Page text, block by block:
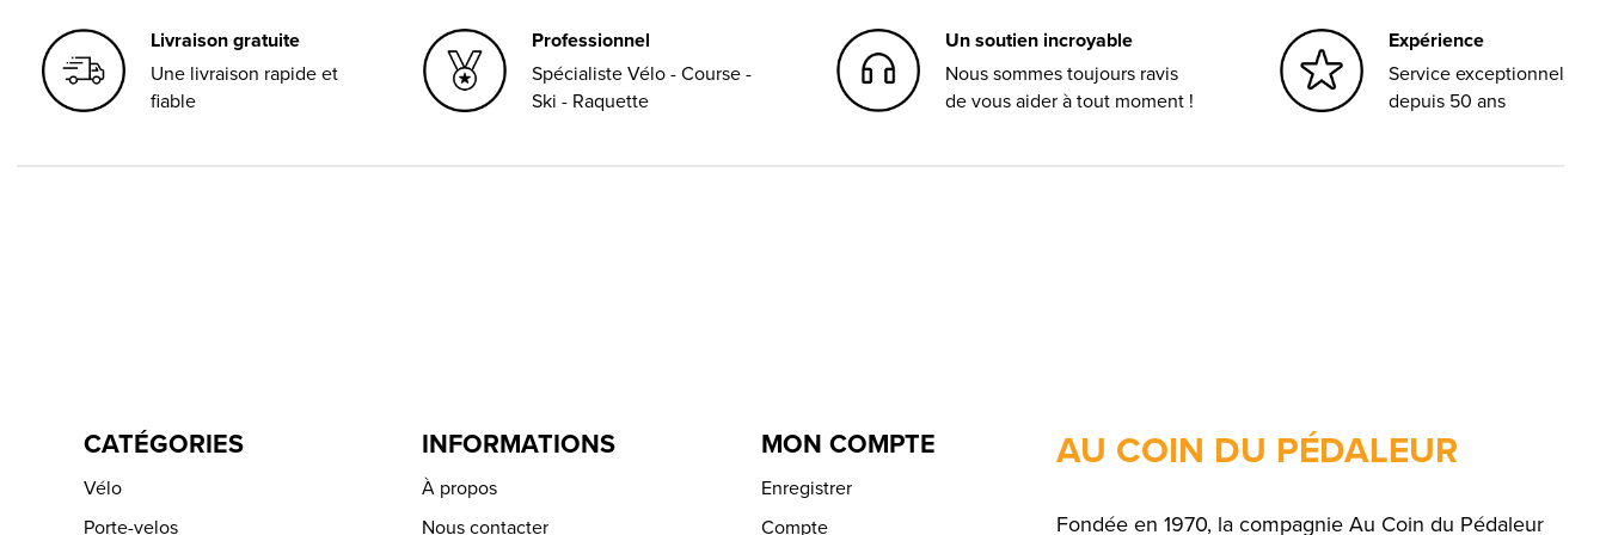
Livraison gratuite
Une livraison rapide et
fiable
Professionnel
Spécialiste Vélo - Course -
Ski - Raquette
Un soutien incroyable
Nous sommes toujours ravis
de vous aider à tout moment !
Expérience
Service exceptionnel
depuis 50 ans
CATÉGORIES
Vélo
Porte-velos
INFORMATIONS
À propos
Nous contacter
MON COMPTE
Enregistrer
Compte
AU COIN DU PÉDALEUR
Fondée en 1970, la compagnie Au Coin du Pédaleur